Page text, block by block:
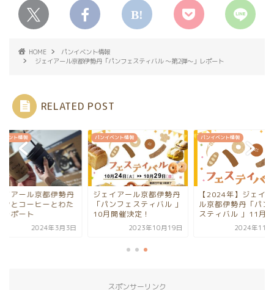
HOME
パンイベント情報
ジェイアール京都伊勢丹「パンフェスティバル ～第2弾～」レポート
RELATED POST
ベント情報
イアール京都伊勢丹
ンとコーヒーとわた
レポート
2024年3月3日
パンイベント情報
ジェイアール京都伊勢丹
「パンフェスティバル 」
10月開催決定！
2023年10月19日
パンイベント情報
【2024年】ジェイ
ル京都伊勢丹「パン
スティバル 」11月...
2024年11
スポンサーリンク